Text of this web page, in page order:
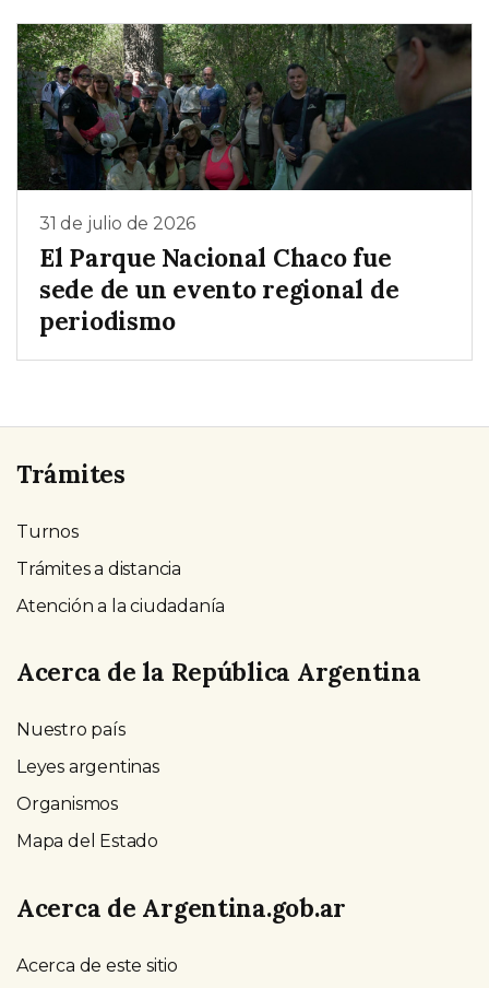
31 de julio de 2026
El Parque Nacional Chaco fue
sede de un evento regional de
periodismo
Trámites
Turnos
Trámites a distancia
Atención a la ciudadanía
Acerca de la República Argentina
Nuestro país
Leyes argentinas
Organismos
Mapa del Estado
Acerca de Argentina.gob.ar
Acerca de este sitio